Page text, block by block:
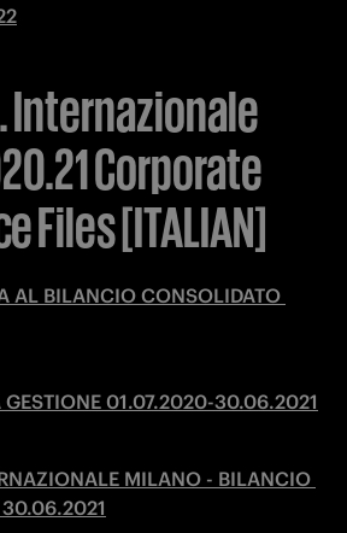
Internazionale
Corporate
Files [ITALIAN]
AL BILANCIO CONSOLIDATO
GESTIONE 01.07.2020-30.06.2021
MILANO - BILANCIO